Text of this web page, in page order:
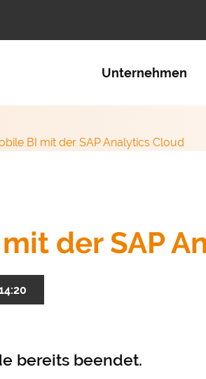
Unternehmen
BI mit der SAP Analytics Cloud
der SAP
bereits beendet.